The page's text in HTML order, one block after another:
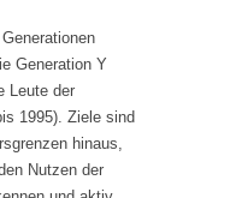
Generation Y
Leute der
1995). Ziele sind
hinaus,
Nutzen der